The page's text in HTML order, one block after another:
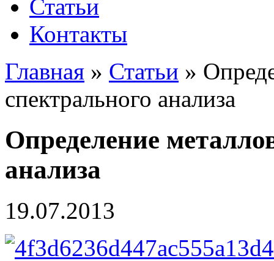
Статьи
Контакты
Главная » Статьи »
спектрального анализа
Определение
анализа
19.07.2013